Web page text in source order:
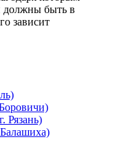
должны быть в
зависит
Рязань)